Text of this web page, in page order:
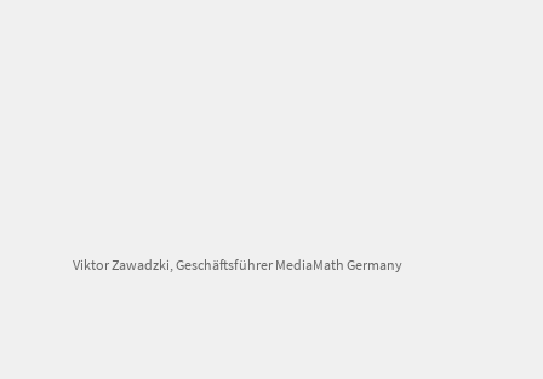
Viktor Zawadzki, Geschäftsführer MediaMath Germany